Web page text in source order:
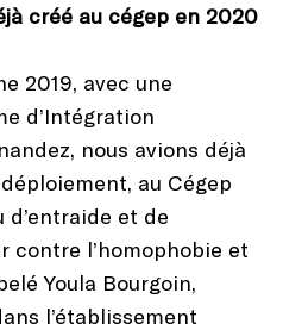
créé au cégep en 2020
2019, avec une
d’Intégration
nous avions déjà
au Cégep
d’entraide et de
contre l’homophobie et
Youla Bourgoin,
l’établissement